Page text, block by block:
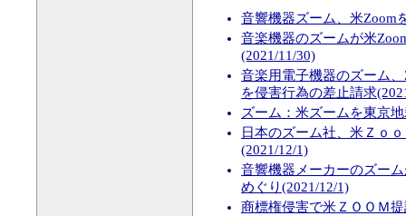
音響機器ズーム、米
音楽機器のズームが米
(2021/11/30)
音楽用電子機器のズーム
を侵害行為の差止請求
ズーム：米ズームを東京
日本のズーム社、米Ｚｏ
(2021/12/1)
音響機器メーカーのズー
めぐり(2021/12/1)
商標権侵害で米ＺＯＯＭ